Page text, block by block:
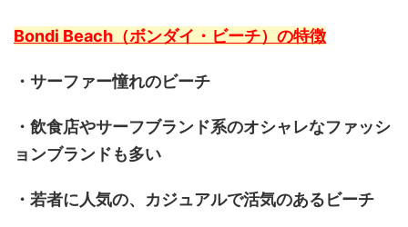
Bondi Beach（ボンダイ・ビーチ）の特徴
・サーファー憧れのビーチ
・飲食店やサーフブランド系のオシャレなファッシ
ョンブランドも多い
・若者に人気の、カジュアルで活気のあるビーチ